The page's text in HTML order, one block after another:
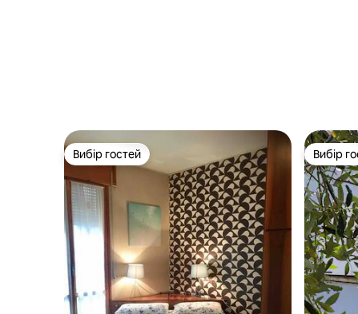
Вибір гостей
Вибір гостей Вибір
Вибір